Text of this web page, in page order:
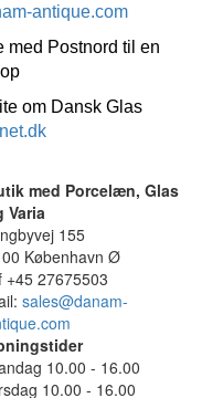
antique.com
med Postnord til en
om Dansk Glas
med Porcelæn, Glas
Varia
155
København Ø
+45 27675503
sales@danam-
10.00 - 16.00
10.00 - 16.00